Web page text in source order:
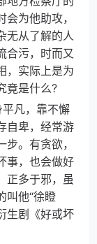
为他助攻，
无从了解的人
合污，时而又
，实际上是为
竟是什么?
凡，靠不懈
自卑，经常游
。有贪欲，
事，也会做好
正多于邪，虽
叫他“徐瞪
生剧《好或坏